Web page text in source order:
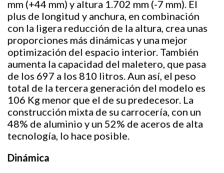
mm (+44 mm) y altura 1.702 mm (-7 mm). El
plus de longitud y anchura, en combinación
con la ligera reducción de la altura, crea unas
proporciones más dinámicas y una mejor
optimización del espacio interior. También
aumenta la capacidad del maletero, que pasa
de los 697 a los 810 litros. Aun así, el peso
total de la tercera generación del modelo es
106 Kg menor que el de su predecesor. La
construcción mixta de su carrocería, con un
48% de aluminio y un 52% de aceros de alta
tecnología, lo hace posible.
Dinámica